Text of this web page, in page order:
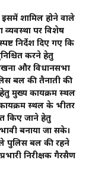
शामिल होने वाले
व्यवस्था पर विशेष
निर्देश दिए गए कि
करने हेतु
और विधानसभा
बल की तैनाती की
मुख्य कार्यक्रम स्थल
स्थल के भीतर
किए जाने हेतु
बनाया जा सके।
पुलिस बल की रहने
निरीक्षक गैरसैण